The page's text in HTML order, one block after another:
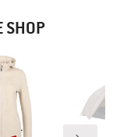
SHOP